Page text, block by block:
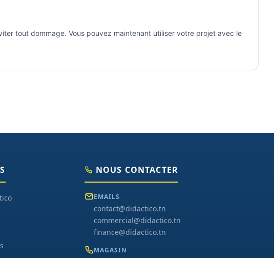
tout dommage. Vous pouvez maintenant utiliser votre projet avec le
NOUS CONTACTER
EMAILS
contact@didactico.tn
commercial@didactico.tn
finance@didactico.tn
MAGASIN